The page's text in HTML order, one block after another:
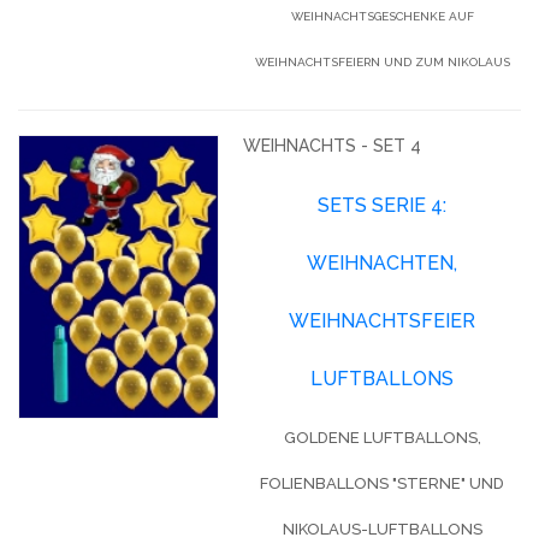
WEIHNACHTSGESCHENKE AUF
WEIHNACHTSFEIERN UND ZUM NIKOLAUS
WEIHNACHTS - SET 4
SETS SERIE 4:
WEIHNACHTEN,
WEIHNACHTSFEIER
LUFTBALLONS
GOLDENE LUFTBALLONS,
FOLIENBALLONS "STERNE" UND
NIKOLAUS-LUFTBALLONS